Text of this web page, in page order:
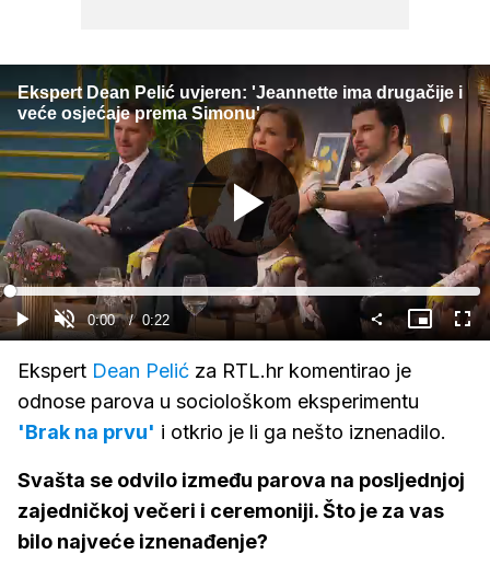
Ekspert Dean Pelić uvjeren: 'Jeannette ima drugačije i
veće osjećaje prema Simonu'
Gledaj
GledajUpali
zvuk
Current
Time
0:00 / Duration
0:22
Loaded:
100.00%
Slika
u
Ekspert Dean Pelić za RTL.hr komentirao je
odnose parova u sociološkom eksperimentu
'Brak na prvu' i otkrio je li ga nešto iznenadilo.
Svašta se odvilo između parova na posljednjoj
zajedničkoj večeri i ceremoniji. Što je za vas
bilo najveće iznenađenje?